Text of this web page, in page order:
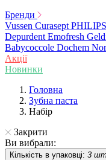
Бренди
Vussen Curasept PHILIPS
Depurdent Emofresh
Babycoccole Dochem
Акції
Новинки
Головна
Зубна паста
Набір
Закрити
Ви вибрали:
Кількість в упаковці: 3